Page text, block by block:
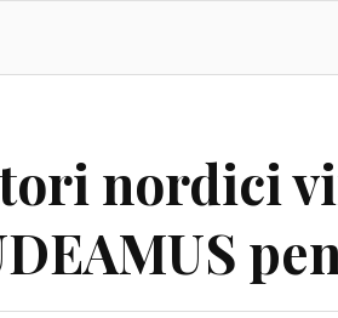
nordici